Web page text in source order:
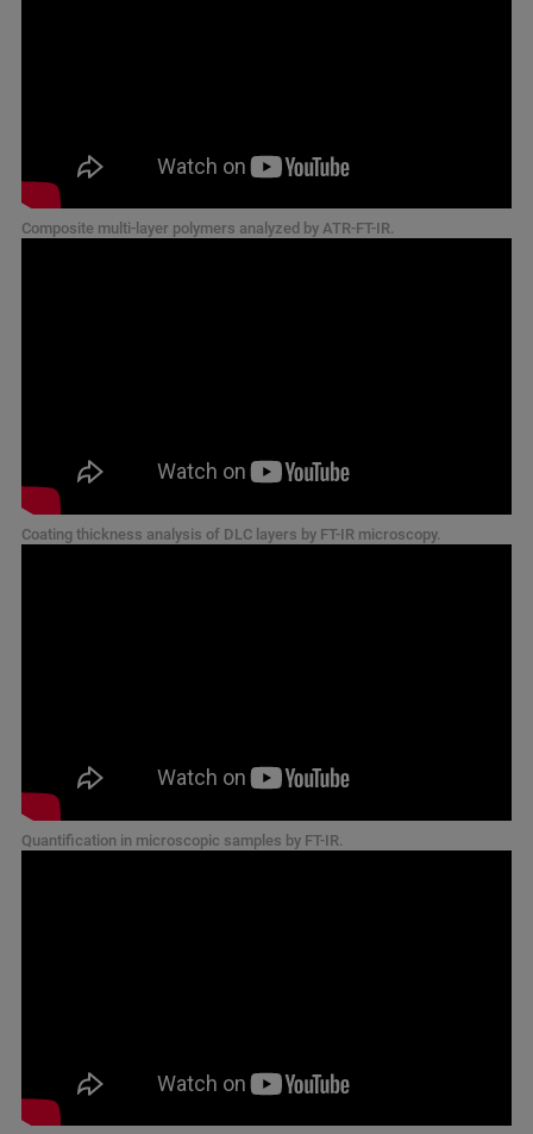
Composite multi-layer polymers analyzed by ATR-FT-IR.
Coating thickness analysis of DLC layers by FT-IR microscopy.
Quantification in microscopic samples by FT-IR.